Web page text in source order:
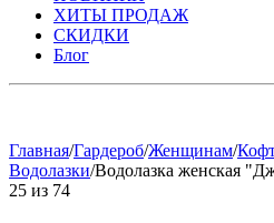
ХИТЫ ПРОДАЖ
СКИДКИ
Блог
Главная/Гардероб/Женщинам/
Водолазки/Водолазка женская
25 из 74